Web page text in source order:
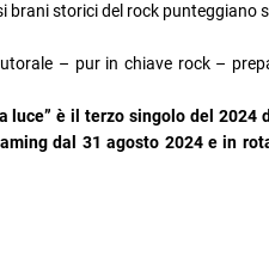
brani storici del rock punteggiano
– pur in chiave rock –
luce” è il terzo singolo del 2024
dal 31 agosto 2024 e in